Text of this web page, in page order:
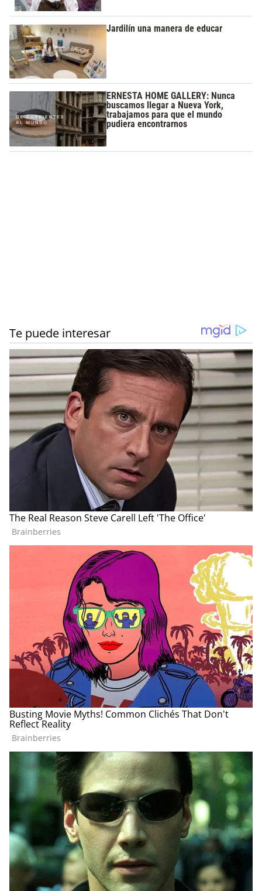
Jardilín una manera de educar
ERNESTA HOME GALLERY: Nunca
buscamos llegar a Nueva York,
trabajamos para que el mundo
pudiera encontrarnos